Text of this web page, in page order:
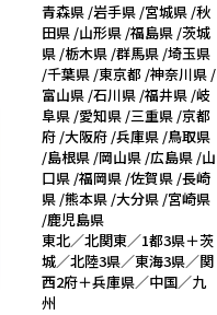
青森県 /岩手県 /宮城県 /秋
田県 /山形県 /福島県 /茨城
県 /栃木県 /群馬県 /埼玉県
/千葉県 /東京都 /神奈川県 /
富山県 /石川県 /福井県 /岐
阜県 /愛知県 /三重県 /京都
府 /大阪府 /兵庫県 /鳥取県
/島根県 /岡山県 /広島県 /山
口県 /福岡県 /佐賀県 /長崎
県 /熊本県 /大分県 /宮崎県
/鹿児島県
東北／北関東／1都3県＋茨
城／北陸3県／東海3県／関
西2府＋兵庫県／中国／九
州